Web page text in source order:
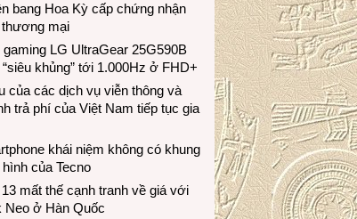
bang Hoa Kỳ cấp chứng nhận
thương mại
gaming LG UltraGear 25G590B
khủng” tới 1.000Hz ở FHD+
của các dịch vụ viễn thông và
trả phí của Việt Nam tiếp tục gia
khái niệm không có khung
của Tecno
mất thế cạnh tranh về giá với
Neo ở Hàn Quốc